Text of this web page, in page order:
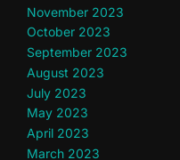
November 2023
October 2023
September 2023
August 2023
July 2023
May 2023
April 2023
March 2023